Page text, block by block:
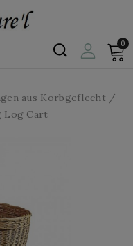
0
aus Korbgeflecht
Log Cart